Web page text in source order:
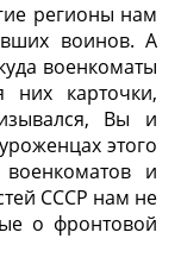
регионы нам
воинов. А
военкоматы
карточки,
Вы и
этого
и
СССР нам не
о фронтовой